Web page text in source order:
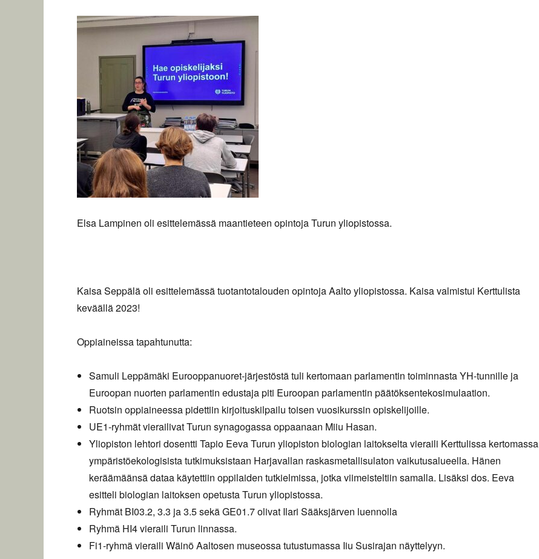
Elsa Lampinen oli esittelemässä maantieteen opintoja Turun yliopistossa.
Kaisa Seppälä oli esittelemässä tuotantotalouden opintoja Aalto yliopistossa. Kaisa valmistui Kerttulista
keväällä 2023!
Oppiaineissa tapahtunutta:
Samuli Leppämäki Eurooppanuoret-järjestöstä tuli kertomaan parlamentin toiminnasta YH-tunnille ja
Euroopan nuorten parlamentin edustaja piti Euroopan parlamentin päätöksentekosimulaation.
Ruotsin oppiaineessa pidettiin kirjoituskilpailu toisen vuosikurssin opiskelijoille.
UE1-ryhmät vierailivat Turun synagogassa oppaanaan Miiu Hasan.
Yliopiston lehtori dosentti Tapio Eeva Turun yliopiston biologian laitokselta vieraili Kerttulissa kertomassa
ympäristöekologisista tutkimuksistaan Harjavallan raskasmetallisulaton vaikutusalueella. Hänen
keräämäänsä dataa käytettiin oppilaiden tutkielmissa, jotka viimeisteltiin samalla. Lisäksi dos. Eeva
esitteli biologian laitoksen opetusta Turun yliopistossa.
Ryhmät BI03.2, 3.3 ja 3.5 sekä GE01.7 olivat Ilari Sääksjärven luennolla
Ryhmä HI4 vieraili Turun linnassa.
Fi1-ryhmä vieraili Wäinö Aaltosen museossa tutustumassa Iiu Susirajan näyttelyyn.